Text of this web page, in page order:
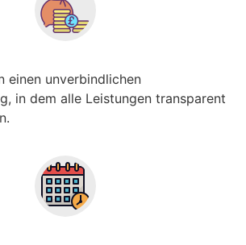
einen unverbindlichen
in dem alle Leistungen transparent